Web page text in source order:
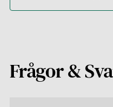
Frågor &